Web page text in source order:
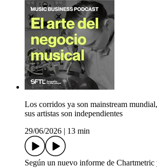
Los corridos ya son mainstream
sus artistas son independientes
29/06/2026 | 13 min
Según un nuevo informe de